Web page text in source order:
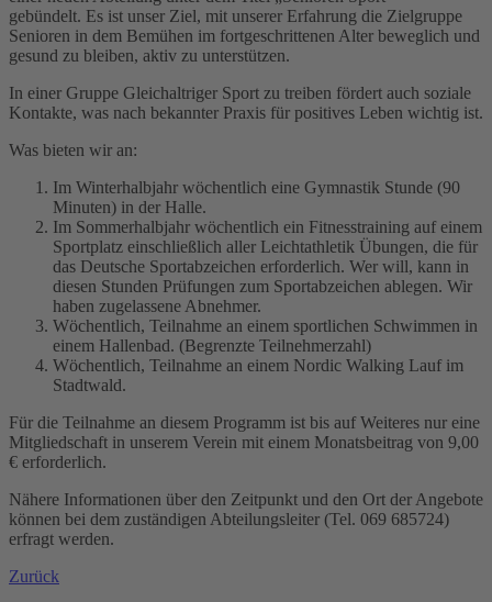
gebündelt. Es ist unser Ziel, mit unserer Erfahrung die Zielgruppe
Senioren in dem Bemühen im fortgeschrittenen Alter beweglich und
gesund zu bleiben, aktiv zu unterstützen.
In einer Gruppe Gleichaltriger Sport zu treiben fördert auch soziale
Kontakte, was nach bekannter Praxis für positives Leben wichtig ist.
Was bieten wir an:
Im Winterhalbjahr wöchentlich eine Gymnastik Stunde (90
Minuten) in der Halle.
Im Sommerhalbjahr wöchentlich ein Fitnesstraining auf einem
Sportplatz einschließlich aller Leichtathletik Übungen, die für
das Deutsche Sportabzeichen erforderlich. Wer will, kann in
diesen Stunden Prüfungen zum Sportabzeichen ablegen. Wir
haben zugelassene Abnehmer.
Wöchentlich, Teilnahme an einem sportlichen Schwimmen in
einem Hallenbad. (Begrenzte Teilnehmerzahl)
Wöchentlich, Teilnahme an einem Nordic Walking Lauf im
Stadtwald.
Für die Teilnahme an diesem Programm ist bis auf Weiteres nur eine
Mitgliedschaft in unserem Verein mit einem Monatsbeitrag von 9,00
€ erforderlich.
Nähere Informationen über den Zeitpunkt und den Ort der Angebote
können bei dem zuständigen Abteilungsleiter (Tel. 069 685724)
erfragt werden.
Zurück